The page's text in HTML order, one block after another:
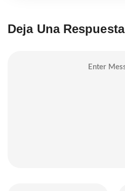
Deja Una Respuesta